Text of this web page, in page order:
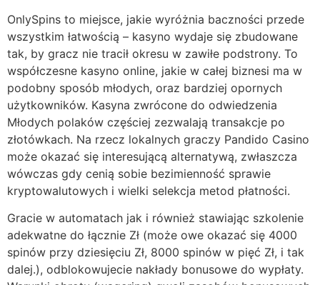
OnlySpins to miejsce, jakie wyróżnia baczności przede
wszystkim łatwością – kasyno wydaje się zbudowane
tak, by gracz nie tracił okresu w zawiłe podstrony. To
współczesne kasyno online, jakie w całej biznesi ma w
podobny sposób młodych, oraz bardziej opornych
użytkowników. Kasyna zwrócone do odwiedzenia
Młodych polaków częściej zezwalają transakcje po
złotówkach. Na rzecz lokalnych graczy Pandido Casino
może okazać się interesującą alternatywą, zwłaszcza
wówczas gdy cenią sobie bezimienność sprawie
kryptowalutowych i wielki selekcja metod płatności.
Gracie w automatach jak i również stawiając szkolenie
adekwatne do łącznie Zł (może owe okazać się 4000
spinów przy dziesięciu Zł, 8000 spinów w pięć Zł, i tak
dalej.), odblokowujecie nakłady bonusowe do wypłaty.